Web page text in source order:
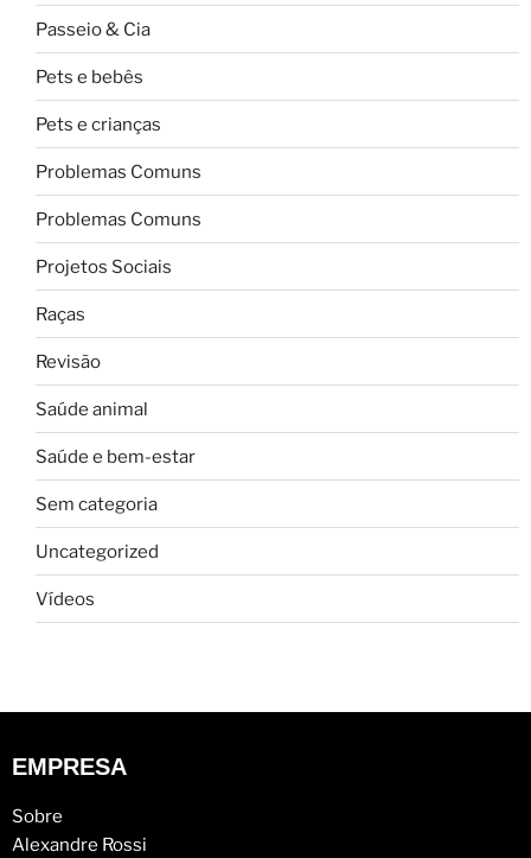
Passeio & Cia
Pets e bebês
Pets e crianças
Problemas Comuns
Problemas Comuns
Projetos Sociais
Raças
Revisão
Saúde animal
Saúde e bem-estar
Sem categoria
Uncategorized
Vídeos
EMPRESA
Sobre
Alexandre Rossi